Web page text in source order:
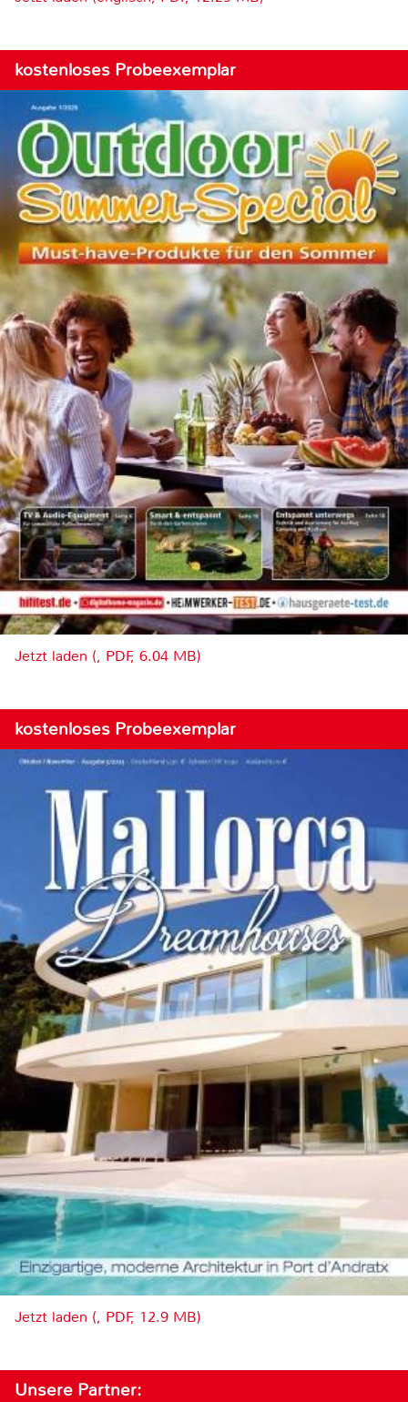
kostenloses Probeexemplar
Jetzt laden (, PDF, 6.04 MB)
kostenloses Probeexemplar
Jetzt laden (, PDF, 12.9 MB)
Unsere Partner: